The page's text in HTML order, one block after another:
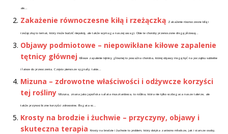
ale...
Zakażenie równoczesne kiłą i rzeżączką Zakażenie równoczesne kiłą i
rzeżączką to temat, który może budzić niepokój, ale także wymaga naszej uwagi. Obie te choroby przenoszone drogą płciową...
Objawy podmiotowe – niepowikłane kiłowe zapalenie
tętnicy głównej
Kiłowe zapalenie tętnicy głównej to poważna choroba, której objawy mogą być na początku subtelne
i łatwe do przeoczenia. Często pierwsze sygnały, takie...
Mizuna – zdrowotne właściwości i odżywcze korzyści
tej rośliny Mizuna, znana jako japońska sałata musztardowa, to roślina, która nie tylko wzbogaca nasze talerze, ale
także przynosi liczne korzyści zdrowotne. Bogata w...
Krosty na brodzie i żuchwie – przyczyny, objawy i
skuteczna terapia
Krosty na brodzie i żuchwie to problem, który dotyka zarówno młodsze, jak i starsze osoby,